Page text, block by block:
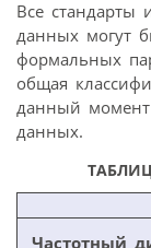
Все стандарты
данных могут
формальных
общая
данный момент
данных.
Частотный